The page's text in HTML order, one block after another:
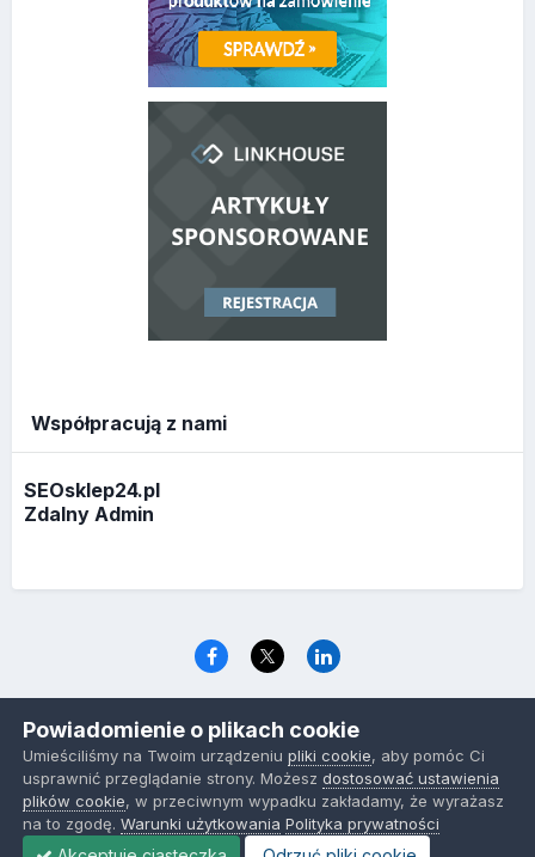
Współpracują z nami
SEOsklep24.pl
Zdalny Admin
www.optymalizacja.com
Powered by Invision Community
Powiadomienie o plikach cookie
Umieściliśmy na Twoim urządzeniupliki cookie, aby pomóc Ci
usprawnić przeglądanie strony. Możeszdostosować ustawienia
plików cookie, w przeciwnym wypadku zakładamy, że wyrażasz
na to zgodę.Warunki użytkowania Polityka prywatności